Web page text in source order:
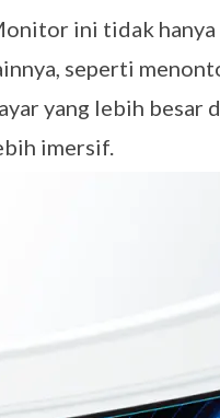
ini tidak
seperti
yang lebih besar
imersif.